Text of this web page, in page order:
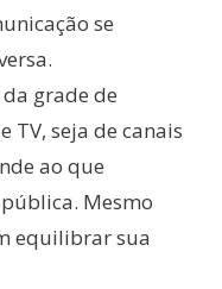
se
grade de
TV, seja de canais
ao que
Mesmo
equilibrar sua